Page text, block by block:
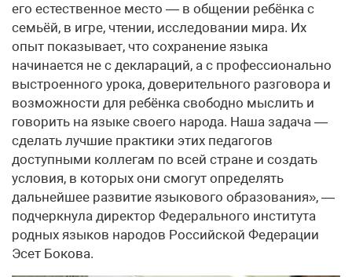
его естественное место — в общении ребёнка с
семьёй, в игре, чтении, исследовании мира. Их
опыт показывает, что сохранение языка
начинается не с деклараций, а с профессионально
выстроенного урока, доверительного разговора и
возможности для ребёнка свободно мыслить и
говорить на языке своего народа. Наша задача —
сделать лучшие практики этих педагогов
доступными коллегам по всей стране и создать
условия, в которых они смогут определять
дальнейшее развитие языкового образования», —
подчеркнула директор Федерального института
родных языков народов Российской Федерации
Эсет Бокова.